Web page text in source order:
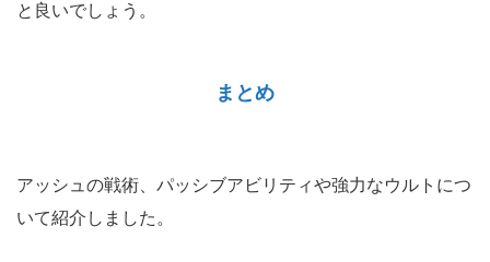
と良いでしょう。
まとめ
アッシュの戦術、パッシブアビリティや強力なウルトにつ
いて紹介しました。